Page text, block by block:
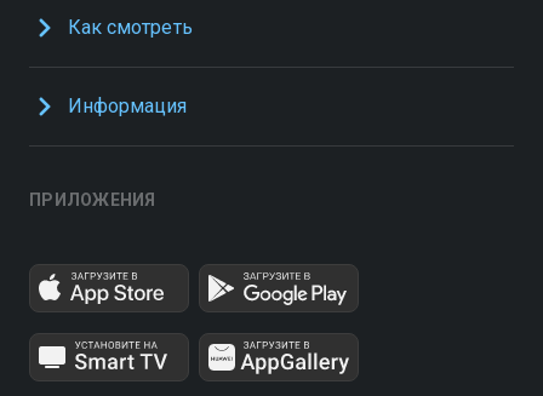
Как смотреть
Информация
ПРИЛОЖЕНИЯ